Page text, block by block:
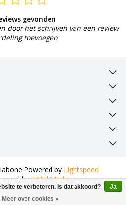
gevonden
door het schrijven van een review
toevoegen
Powered by Lightspeed
byInStijl Media
te verbeteren. Is dat akkoord?
Ja
Meer over cookies »